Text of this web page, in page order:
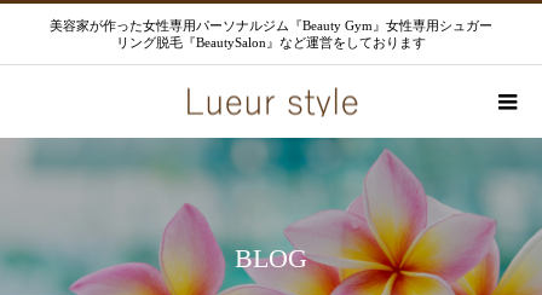
美容家が作った女性専用パーソナルジム『Beauty Gym』女性専用シュガー
リング脱毛『BeautySalon』など運営をしております
BLOG